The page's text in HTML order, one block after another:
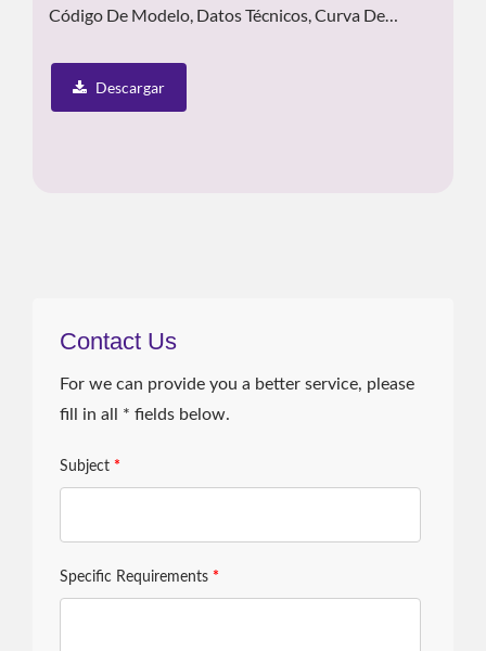
Código De Modelo, Datos Técnicos, Curva De
Descargar